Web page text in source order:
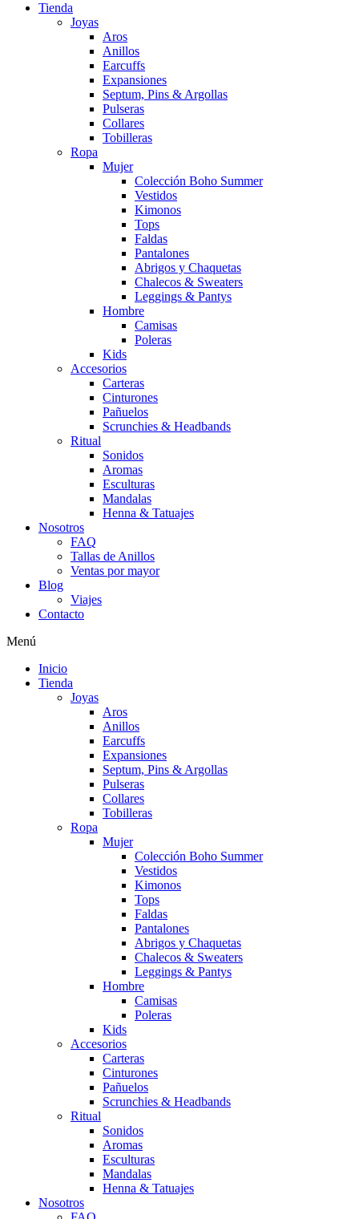
Tienda
Joyas
Aros
Anillos
Earcuffs
Expansiones
Septum, Pins & Argollas
Pulseras
Collares
Tobilleras
Ropa
Mujer
Colección Boho Summer
Vestidos
Kimonos
Tops
Faldas
Pantalones
Abrigos y Chaquetas
Chalecos & Sweaters
Leggings & Pantys
Hombre
Camisas
Poleras
Kids
Accesorios
Carteras
Cinturones
Pañuelos
Scrunchies & Headbands
Ritual
Sonidos
Aromas
Esculturas
Mandalas
Henna & Tatuajes
Nosotros
FAQ
Tallas de Anillos
Ventas por mayor
Blog
Viajes
Contacto
Menú
Inicio
Tienda
Joyas
Aros
Anillos
Earcuffs
Expansiones
Septum, Pins & Argollas
Pulseras
Collares
Tobilleras
Ropa
Mujer
Colección Boho Summer
Vestidos
Kimonos
Tops
Faldas
Pantalones
Abrigos y Chaquetas
Chalecos & Sweaters
Leggings & Pantys
Hombre
Camisas
Poleras
Kids
Accesorios
Carteras
Cinturones
Pañuelos
Scrunchies & Headbands
Ritual
Sonidos
Aromas
Esculturas
Mandalas
Henna & Tatuajes
Nosotros